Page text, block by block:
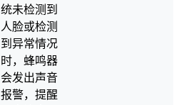
统未检测到
人脸或检测
到异常情况
时，蜂鸣器
会发出声音
报警，提醒